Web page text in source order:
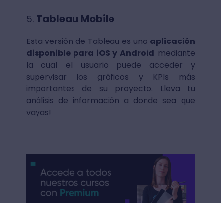
Tableau Mobile
Esta versión de Tableau es una aplicación
disponible para iOS y Android mediante
la cual el usuario puede acceder y
supervisar los gráficos y KPIs más
importantes de su proyecto. Lleva tu
análisis de información a donde sea que
vayas!